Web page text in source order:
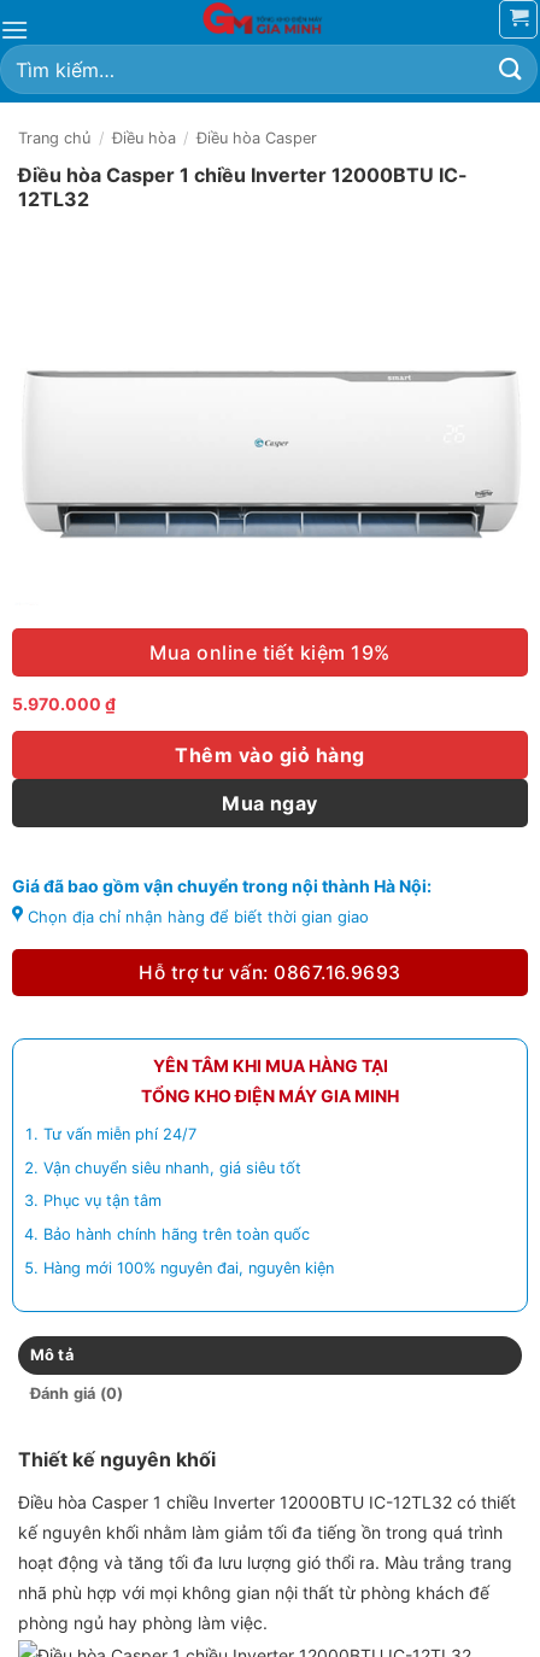
qua
nội
dung
Tìm
kiếm:
Trang chủ / Điều hòa / Điều hòa Casper
Điều hòa Casper 1 chiều Inverter 12000BTU IC-
12TL32
Mua online tiết kiệm 19%
5.970.000 ₫
Thêm vào giỏ hàng
Mua ngay
Giá đã bao gồm vận chuyển trong nội thành Hà Nội:
Chọn địa chỉ nhận hàng để biết thời gian giao
Hỗ trợ tư vấn: 0867.16.9693
YÊN TÂM KHI MUA HÀNG TẠI
TỔNG KHO ĐIỆN MÁY GIA MINH
Tư vấn miễn phí 24/7
Vận chuyển siêu nhanh, giá siêu tốt
Phục vụ tận tâm
Bảo hành chính hãng trên toàn quốc
Hàng mới 100% nguyên đai, nguyên kiện
Mô tả
Đánh giá (0)
Thiết kế nguyên khối
Điều hòa Casper 1 chiều Inverter 12000BTU IC-12TL32 có thiết
kế nguyên khối nhằm làm giảm tối đa tiếng ồn trong quá trình
hoạt động và tăng tối đa lưu lượng gió thổi ra. Màu trắng trang
nhã phù hợp với mọi không gian nội thất từ phòng khách đế
phòng ngủ hay phòng làm việc.